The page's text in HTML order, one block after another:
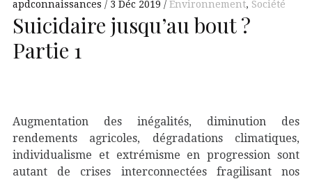
apdconnaissances 3 Déc 2019 Environnement, Société
Suicidaire jusqu’au bout ?
Partie 1
Augmentation des inégalités, diminution des
rendements agricoles, dégradations climatiques,
individualisme et extrémisme en progression sont
autant de crises interconnectées fragilisant nos